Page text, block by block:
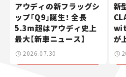
アウディの新フラッグシ
ップ「Q9」誕生！ 全長
5.3m超はアウディ史上
最大【新車ニュース】
2026.07.30
新
が
ブ